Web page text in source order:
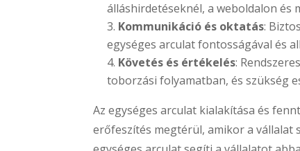
álláshirdetéseknél, a weboldalon és
Kommunikáció és oktatás:
egységes arculat fontosságával és
Követés és értékelés:
toborzási folyamatban, és szükség
Az egységes arculat kialakítása és
erőfeszítés megtérül, amikor a vállalat